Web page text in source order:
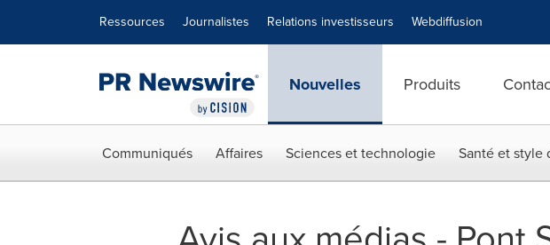
Ressources Journalistes Relations investisseurs Webdiffusion
Nouvelles Produits
Communiqués Affaires Sciences et technologie Santé et style